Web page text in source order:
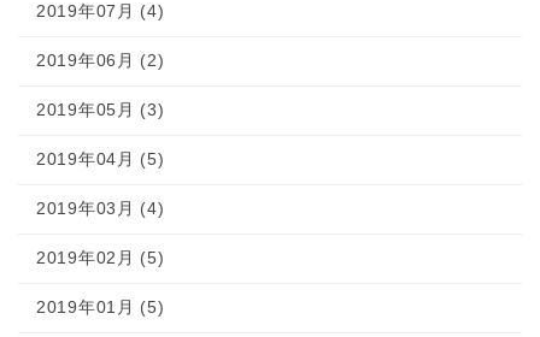
2019年07月 (4)
2019年06月 (2)
2019年05月 (3)
2019年04月 (5)
2019年03月 (4)
2019年02月 (5)
2019年01月 (5)